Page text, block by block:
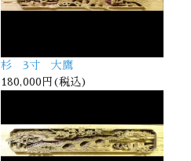
杉 3寸 大鷹
180,000円(税込)